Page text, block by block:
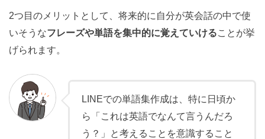
2つ目のメリットとして、将来的に自分が英会話の中で使
いそうなフレーズや単語を集中的に覚えていけることが挙
げられます。
LINEでの単語集作成は、特に日頃か
ら「これは英語でなんて言うんだろ
う？」と考えることを意識すること